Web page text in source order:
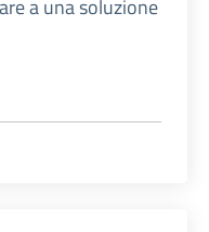
a una soluzione